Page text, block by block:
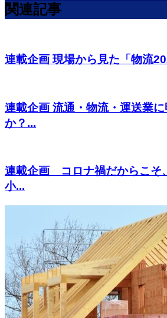
関連記事
連載企画 現場から見た「物流
連載企画 流通・物流・運送業
か？...
連載企画 コロナ禍だからこそ
小...